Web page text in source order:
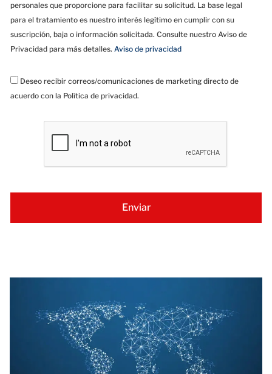
personales que proporcione para facilitar su solicitud. La base legal
para el tratamiento es nuestro interés legítimo en cumplir con su
suscripción, baja o información solicitada. Consulte nuestro Aviso de
Privacidad para más detalles. Aviso de privacidad
Deseo recibir correos/comunicaciones de marketing directo de
acuerdo con la Política de privacidad.